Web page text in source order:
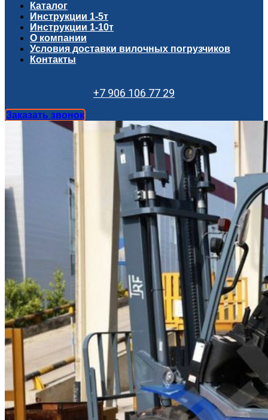
Каталог
Инструкции 1-5т
Инструкции 1-10т
О компании
Условия доставки вилочных погрузчиков
Контакты
+7 906 106 77 29
Заказать звонок